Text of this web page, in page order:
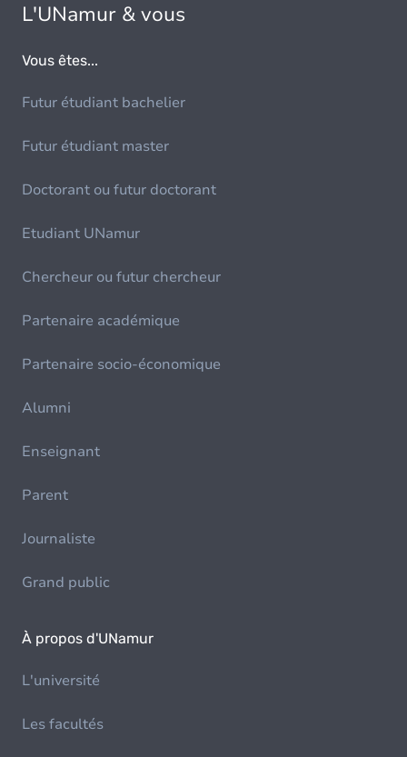
L'UNamur & vous
Vous êtes...
Futur étudiant bachelier
Futur étudiant master
Doctorant ou futur doctorant
Etudiant UNamur
Chercheur ou futur chercheur
Partenaire académique
Partenaire socio-économique
Alumni
Enseignant
Parent
Journaliste
Grand public
À propos d'UNamur
L'université
Les facultés